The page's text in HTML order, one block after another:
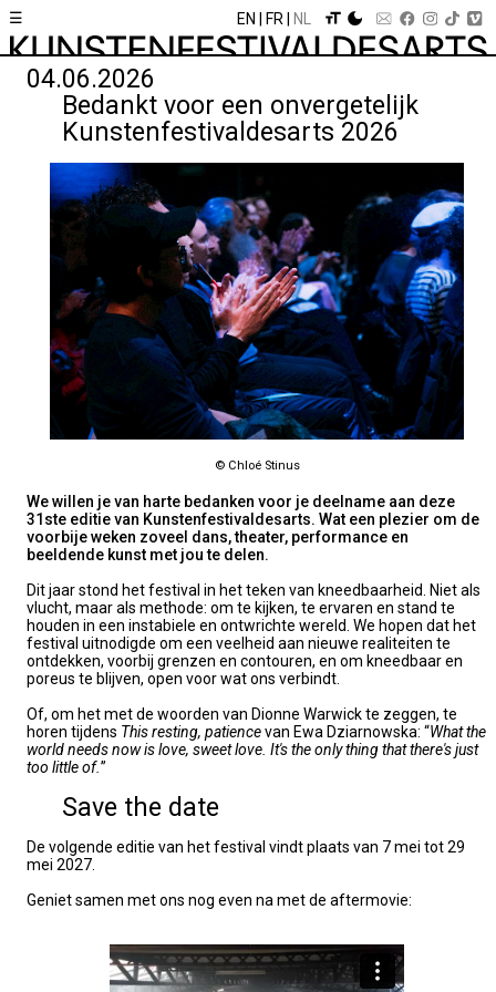
☰ EN FR NL
04.06.2026
Bedankt voor een onvergetelijk
Kunstenfestivaldesarts 2026
© Chloé Stinus
We willen je van harte bedanken voor je deelname aan deze
31ste editie van Kunstenfestivaldesarts. Wat een plezier om de
voorbije weken zoveel dans, theater, performance en
beeldende kunst met jou te delen.
Dit jaar stond het festival in het teken van kneedbaarheid. Niet als
vlucht, maar als methode: om te kijken, te ervaren en stand te
houden in een instabiele en ontwrichte wereld. We hopen dat het
festival uitnodigde om een veelheid aan nieuwe realiteiten te
ontdekken, voorbij grenzen en contouren, en om kneedbaar en
poreus te blijven, open voor wat ons verbindt.
Of, om het met de woorden van Dionne Warwick te zeggen, te
horen tijdens This resting, patiencevan Ewa Dziarnowska: “What the
world needs now is love, sweet love. It's the only thing that there's just
too little of.”
Save the date
De volgende editie van het festival vindt plaats van 7 mei tot 29
mei 2027.
Geniet samen met ons nog even na met de aftermovie: